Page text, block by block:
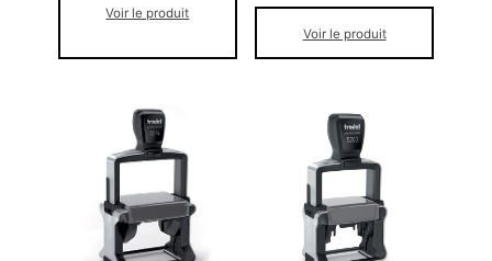
Voir le produit
Voir le produit